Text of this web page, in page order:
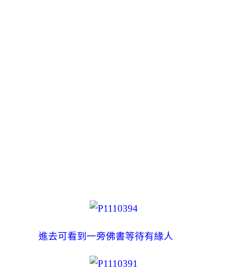
進去可看到一旁佛書等待有緣人